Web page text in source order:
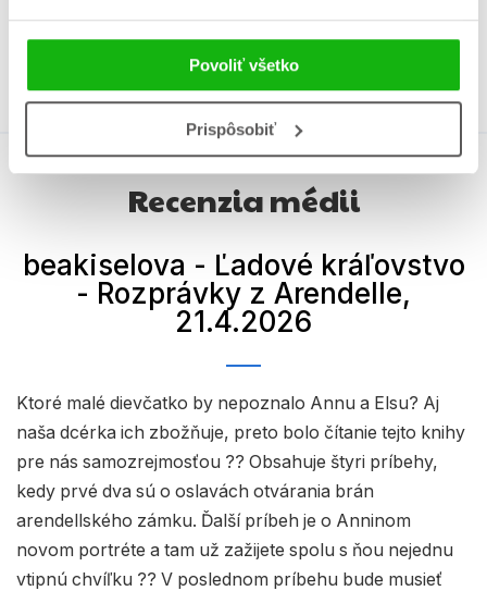
Povoliť všetko
Prispôsobiť
Väzba
viazaná s laminovaným
poťahom
Recenzia médii
beakiselova - Ľadové kráľovstvo
- Rozprávky z Arendelle,
21.4.2026
Ktoré malé dievčatko by nepoznalo Annu a Elsu? Aj
naša dcérka ich zbožňuje, preto bolo čítanie tejto knihy
pre nás samozrejmosťou ?? Obsahuje štyri príbehy,
kedy prvé dva sú o oslavách otvárania brán
arendellského zámku. Ďalší príbeh je o Anninom
novom portréte a tam už zažijete spolu s ňou nejednu
vtipnú chvíľku ?? V poslednom príbehu bude musieť